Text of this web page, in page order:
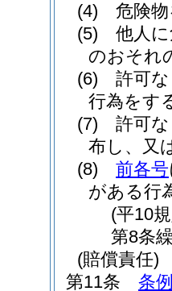
(4)
危険
(5)
他人
のおそれ
(6)
許可
行為をす
(7)
許可
布し、又
(8)
前各号
がある行
(平10
第8条
(賠償責任)
第11条
条